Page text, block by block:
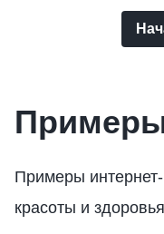
Примеры
красоты и здоровья